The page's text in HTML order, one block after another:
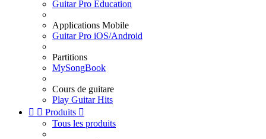
Guitar Pro Education
Applications Mobile
Guitar Pro iOS/Android
Partitions
MySongBook
Cours de guitare
Play Guitar Hits
  Produits 
Tous les produits